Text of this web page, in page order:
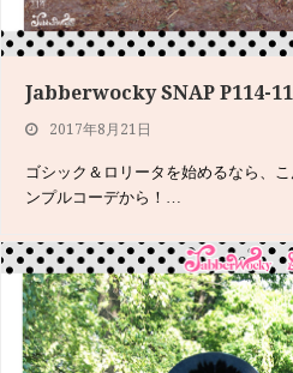
Jabberwocky SNAP P114-
2017年8月21日
ゴシック＆ロリータを始めるなら、
ンプルコーデから！…
Jabberwocky SNAP P146-
2017年6月11日
cafe虚無鎖（カフェコムサ）は定期
ームパンクイベ…